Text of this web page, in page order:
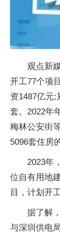
观点新
开工77个项
资1487亿元;
套。2022年
梅林公安街
5096套住房
2023年
位自有用地
目，计划开
据了解
与深圳供电